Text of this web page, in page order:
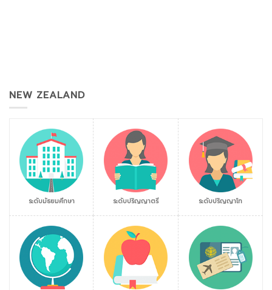
NEW ZEALAND
ระดับมัธยมศึกษา ระดับปริญญาตรี ระดับปริญญาโท